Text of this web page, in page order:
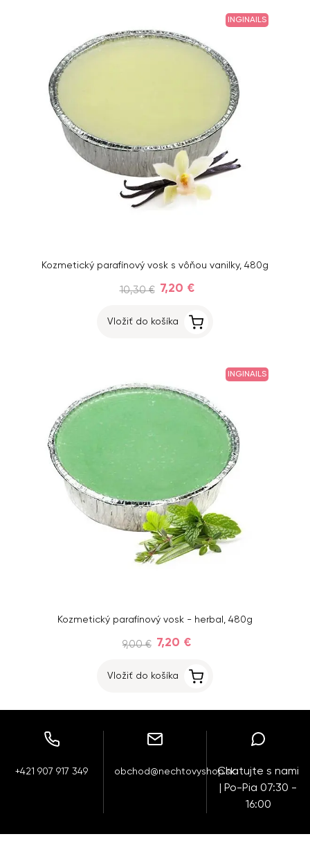
INGINAILS
Kozmetický parafínový vosk s vôňou vanilky, 480g
10,30 € 7,20 €
Vložiť do košíka
INGINAILS
Kozmetický parafínový vosk - herbal, 480g
9,00 € 7,20 €
Vložiť do košíka
+421 907 917 349 obchod@nechtovyshop.skChatujte s nami
| Po-Pia 07:30 -
16:00